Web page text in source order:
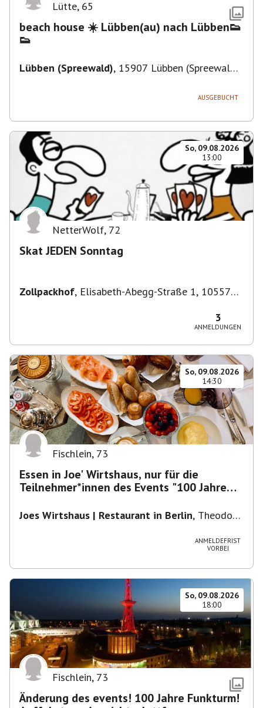
Lütte, 65
beach house ☀️ Lübben(au) nach Lübben👟
👟
Lübben (Spreewald), 15907 Lübben (Spreewald),
AUSGEBUCHT
So, 09.08.2026
13:00
NetterWolf, 72
Skat JEDEN Sonntag
Zollpackhof, Elisabeth-Abegg-Straße 1, 10557
3
ANMELDUNGEN
So, 09.08.2026
14:30
Fischlein, 73
Essen in Joe' Wirtshaus, nur für die
Teilnehmer*innen des Events "100 Jahre
Joes Wirtshaus | Restaurant in Berlin, Theodor-
ANMELDEFRIST
VORBEI
So, 09.08.2026
18:00
Fischlein, 73
Änderung des events! 100 Jahre Funkturm!